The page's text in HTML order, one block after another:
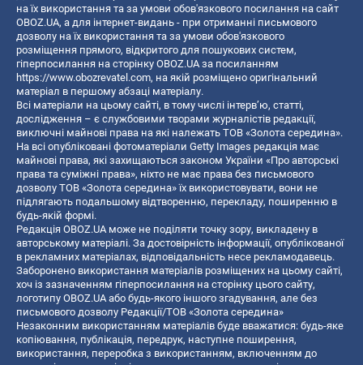
на їх використання та за умови обов'язкового посилання на сайт
OBOZ.UA, а для інтернет-видань - при отриманні письмового
дозволу на їх використання та за умови обов'язкового
розміщення прямого, відкритого для пошукових систем,
гіперпосилання на сторінку OBOZ.UA за посиланням
https://www.obozrevatel.com, на якій розміщено оригінальний
матеріал в першому абзаці матеріалу.
Всі матеріали на цьому сайті, в тому числі інтерв’ю, статті,
дослідження – є службовими творами журналістів редакції,
виключні майнові права на які належать ТОВ «Золота середина».
На всі опубліковані фотоматеріали Getty Images редакція має
майнові права, які захищаються законом України «Про авторські
права та суміжні права», ніхто не має права без письмового
дозволу ТОВ «Золота середина» їх використовувати, вони не
підлягають подальшому відтворенню, перекладу, поширенню в
будь-якій формі.
Редакція OBOZ.UA може не поділяти точку зору, викладену в
авторському матеріалі. За достовірність інформації, опублікованої
в рекламних матеріалах, відповідальність несе рекламодавець.
Заборонено використання матеріалів розміщених на цьому сайті,
хоч із зазначенням гіперпосилання на сторінку цього сайту,
логотипу OBOZ.UA або будь-якого іншого згадування, але без
письмового дозволу Редакції/ТОВ «Золота середина»
Незаконним використанням матеріалів буде вважатися: будь-яке
копiювання, публiкацiя, передрук, наступне поширення,
використання, переробка з використанням, включенням до